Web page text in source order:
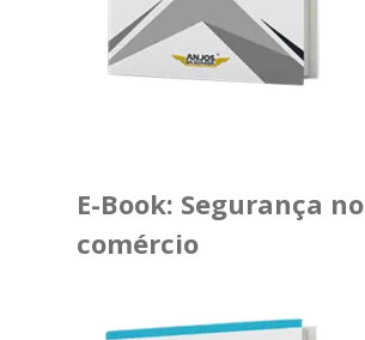
E-Book: Segurança no
comércio